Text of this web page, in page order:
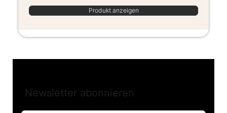
Produkt anzeigen
Newsletter abonnieren